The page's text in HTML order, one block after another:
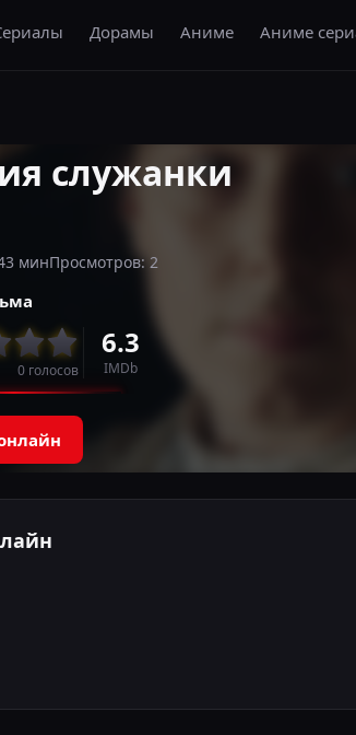
Дорамы Аниме Аниме
служанки
минПросмотров: 2
0 голосов
6.3
IMDb